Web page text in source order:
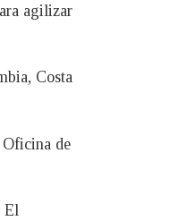
agilizar
Costa
Oficina de
El